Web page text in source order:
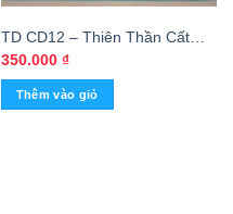
TD CD12 – Thiên Thần Cất
Tiếng Kêu – Thùy Dương
350.000 ₫
Thêm vào giỏ